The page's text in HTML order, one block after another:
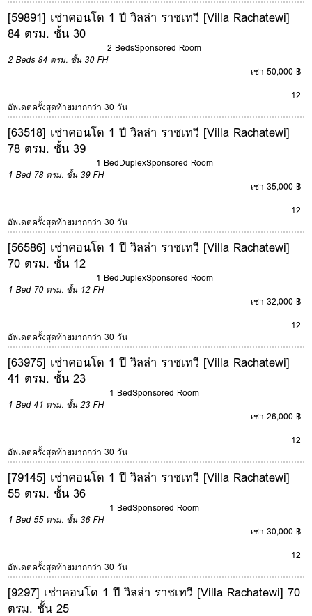
[59891] เช่าคอนโด 1 ปี วิลล่า ราชเทวี [Villa Rachatewi]
84 ตรม. ชั้น 30
2 BedsSponsored Room
2 Beds 84 ตรม. ชั้น 30 FH
เช่า 50,000 ฿
12
อัพเดตครั้งสุดท้ายมากกว่า 30 วัน
[63518] เช่าคอนโด 1 ปี วิลล่า ราชเทวี [Villa Rachatewi]
78 ตรม. ชั้น 39
1 BedDuplexSponsored Room
1 Bed 78 ตรม. ชั้น 39 FH
เช่า 35,000 ฿
12
อัพเดตครั้งสุดท้ายมากกว่า 30 วัน
[56586] เช่าคอนโด 1 ปี วิลล่า ราชเทวี [Villa Rachatewi]
70 ตรม. ชั้น 12
1 BedDuplexSponsored Room
1 Bed 70 ตรม. ชั้น 12 FH
เช่า 32,000 ฿
12
อัพเดตครั้งสุดท้ายมากกว่า 30 วัน
[63975] เช่าคอนโด 1 ปี วิลล่า ราชเทวี [Villa Rachatewi]
41 ตรม. ชั้น 23
1 BedSponsored Room
1 Bed 41 ตรม. ชั้น 23 FH
เช่า 26,000 ฿
12
อัพเดตครั้งสุดท้ายมากกว่า 30 วัน
[79145] เช่าคอนโด 1 ปี วิลล่า ราชเทวี [Villa Rachatewi]
55 ตรม. ชั้น 36
1 BedSponsored Room
1 Bed 55 ตรม. ชั้น 36 FH
เช่า 30,000 ฿
12
อัพเดตครั้งสุดท้ายมากกว่า 30 วัน
[9297] เช่าคอนโด 1 ปี วิลล่า ราชเทวี [Villa Rachatewi] 70
ตรม. ชั้น 25